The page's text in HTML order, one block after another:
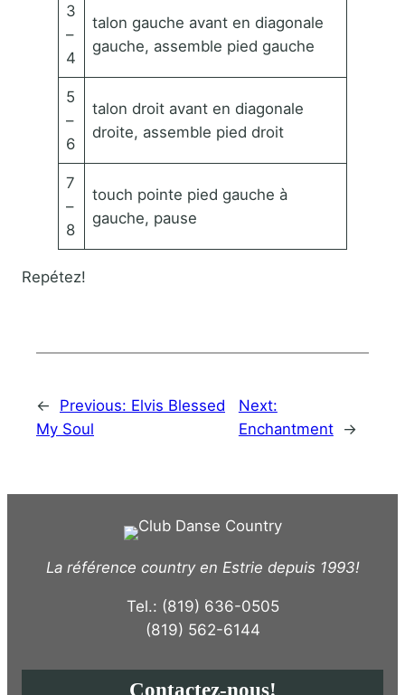
3
–
4
talon gauche avant en diagonale
gauche, assemble pied gauche
5
–
6
talon droit avant en diagonale
droite, assemble pied droit
7
–
8
touch pointe pied gauche à
gauche, pause
Repétez!
← Previous: Elvis Blessed
My Soul
Next:
Enchantment
→
La référence country en Estrie depuis 1993!
Tel.: (819) 636-0505
(819) 562-6144
Contactez-nous!